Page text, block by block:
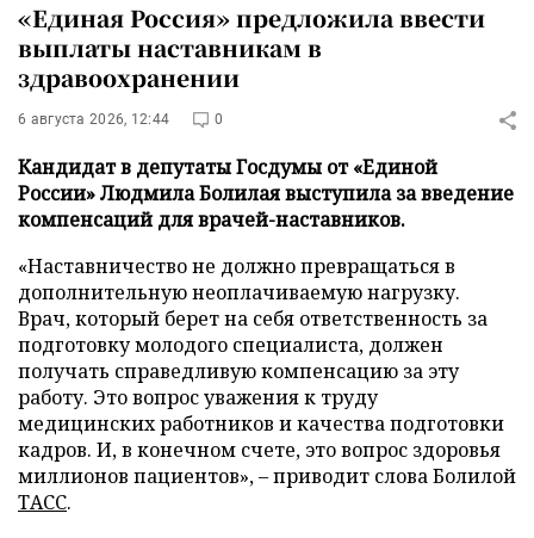
«Единая Россия» предложила ввести
выплаты наставникам в
здравоохранении
6 августа 2026, 12:44 0
Кандидат в депутаты Госдумы от «Единой
России» Людмила Болилая выступила за введение
компенсаций для врачей-наставников.
«Наставничество не должно превращаться в
дополнительную неоплачиваемую нагрузку.
Врач, который берет на себя ответственность за
подготовку молодого специалиста, должен
получать справедливую компенсацию за эту
работу. Это вопрос уважения к труду
медицинских работников и качества подготовки
кадров. И, в конечном счете, это вопрос здоровья
миллионов пациентов», – приводит слова Болилой
ТАСС.